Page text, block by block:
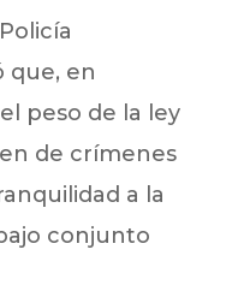
que, en
peso de la ley
de crímenes
a la
conjunto